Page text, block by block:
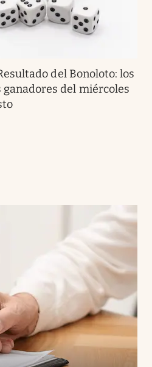
del Bonoloto: los
del miércoles